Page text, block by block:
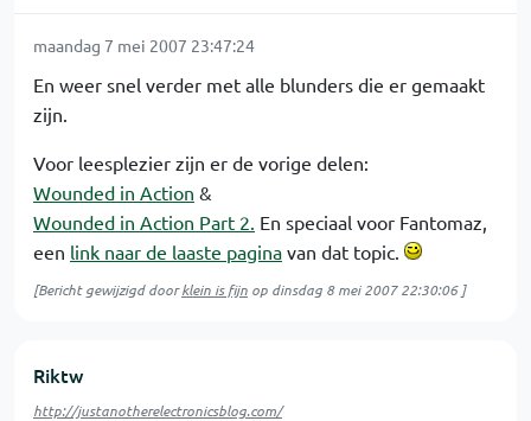
maandag 7 mei 2007 23:47:24
En weer snel verder met alle blunders die er gemaakt
zijn.
Voor leesplezier zijn er de vorige delen:
Wounded in Action &
Wounded in Action Part 2. En speciaal voor Fantomaz,
een link naar de laaste pagina van dat topic.
[Bericht gewijzigd doorklein is fijn op dinsdag 8 mei 2007 22:30:06]
Riktw
http://justanotherelectronicsblog.com/